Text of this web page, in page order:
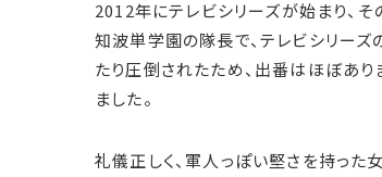
2012年にテレビシリーズが始まり、
知波単学園の隊長で、テレビシリー
たり圧倒されたため、出番はほぼあり
ました。
礼儀正しく、軍人っぽい堅さを持った